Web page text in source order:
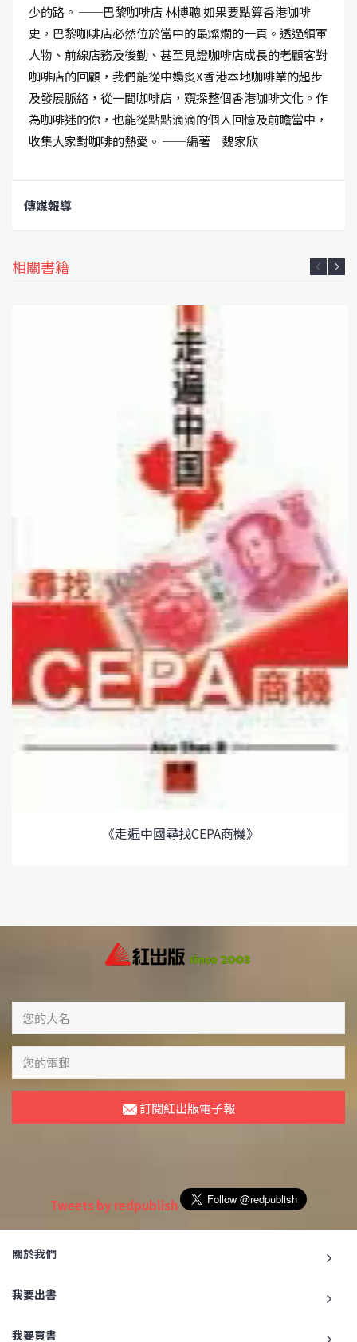
少的路。 ──巴黎咖啡店 林博聰 如果要點算香港咖啡
史，巴黎咖啡店必然位於當中的最燦爛的一頁。透過領軍
人物、前線店務及後勤、甚至見證咖啡店成長的老顧客對
咖啡店的回顧，我們能從中嬝炙X香港本地咖啡業的起步
及發展脈絡，從一間咖啡店，窺探整個香港咖啡文化。作
為咖啡迷的你，也能從點點滴滴的個人回憶及前瞻當中，
收集大家對咖啡的熱愛。 ──編著 魏家欣
傳媒報導
相關書籍
《走遍中國尋找CEPA商機》
訂閱紅出版電子報
Tweets by redpublish
關於我們
我要出書
我要買書